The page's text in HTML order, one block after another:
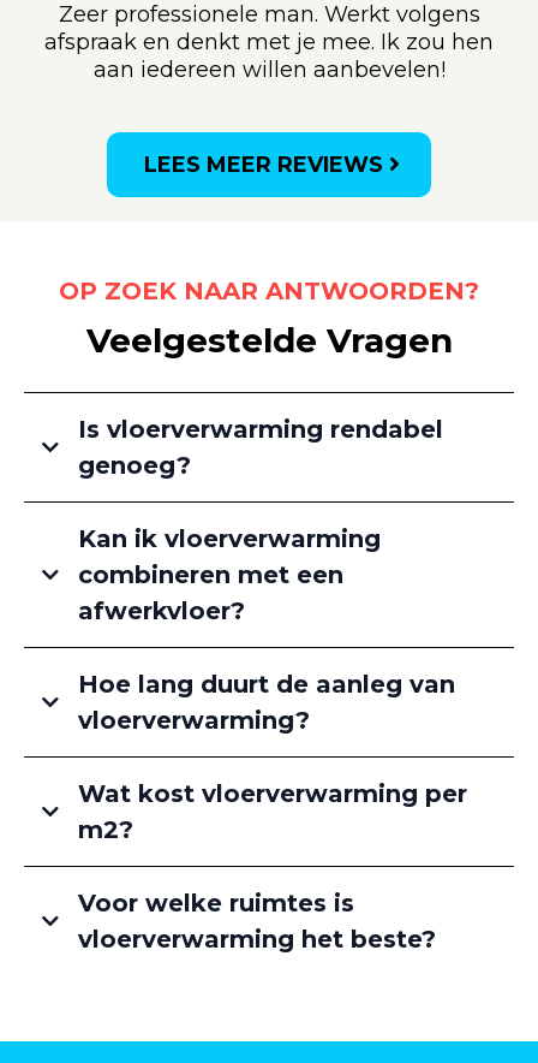
Zeer professionele man. Werkt volgens
afspraak en denkt met je mee. Ik zou hen
aan iedereen willen aanbevelen!
LEES MEER REVIEWS
OP ZOEK NAAR ANTWOORDEN?
Veelgestelde Vragen
Is vloerverwarming rendabel
genoeg?
Kan ik vloerverwarming
combineren met een
afwerkvloer?
Hoe lang duurt de aanleg van
vloerverwarming?
Wat kost vloerverwarming per
m2?
Voor welke ruimtes is
vloerverwarming het beste?